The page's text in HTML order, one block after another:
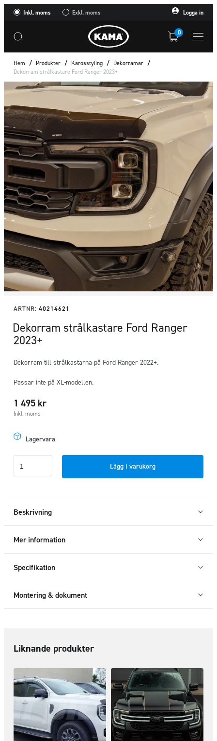
Inkl. moms Exkl. moms Logga in
0
Hem / Produkter / Karosstyling / Dekorramar /
Dekorram strålkastare Ford Ranger 2023+
ARTNR: 40214621
Dekorram strålkastare Ford Ranger
2023+
Dekorram till strålkastarna på Ford Ranger 2022+.
Passar inte på XL-modellen.
1 495 kr
Inkl. moms
Lagervara
Ranger
2023+
Lägg i varukorg
Beskrivning
Mer information
Specifikation
Montering & dokument
Liknande produkter